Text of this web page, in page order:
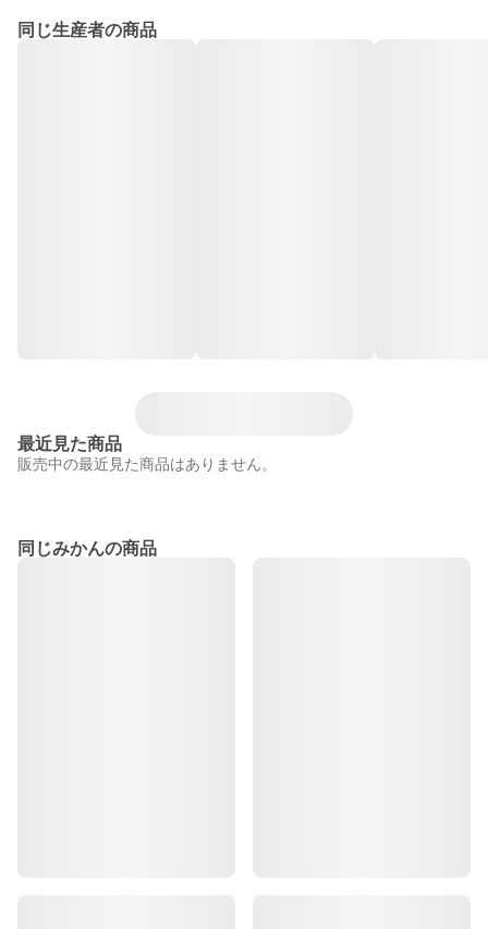
同じ生産者の商品
最近見た商品
販売中の最近見た商品はありません。
同じみかんの商品